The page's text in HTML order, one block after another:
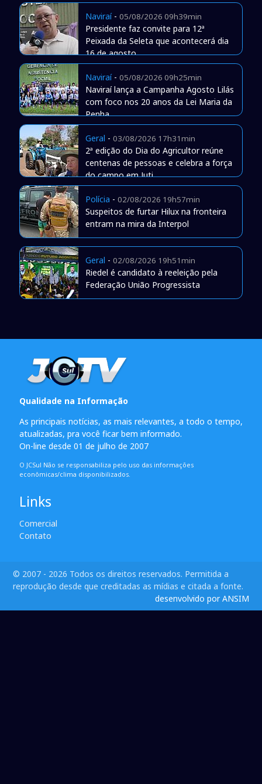
Naviraí- 05/08/2026 09h39min
Presidente faz convite para 12ª
Peixada da Seleta que acontecerá dia
16 de agosto
Naviraí- 05/08/2026 09h25min
Naviraí lança a Campanha Agosto Lilás
com foco nos 20 anos da Lei Maria da
Penha
Geral - 03/08/2026 17h31min
2ª edição do Dia do Agricultor reúne
centenas de pessoas e celebra a força
do campo em Juti
Polícia - 02/08/2026 19h57min
Suspeitos de furtar Hilux na fronteira
entram na mira da Interpol
Geral - 02/08/2026 19h51min
Riedel é candidato à reeleição pela
Federação União Progressista
Qualidade na Informação
As principais notícias, as mais relevantes, a todo o tempo,
atualizadas, pra você ficar bem informado.
On-line desde 01 de julho de 2007
O JCSul Não se responsabiliza pelo uso das informações
econômicas/clima disponibilizados.
Links
Comercial
Contato
© 2007 - 2026 Todos os direitos reservados. Permitida a
reprodução desde que creditadas as mídias e citada a fonte.
desenvolvido por ANSIM